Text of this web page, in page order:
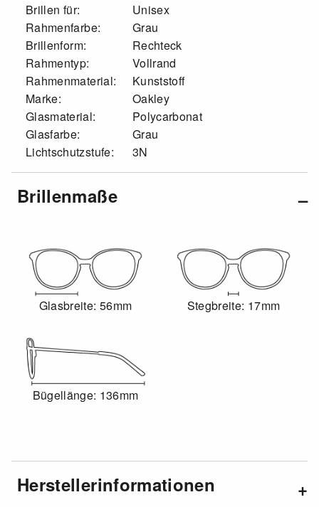
Brillen für:
Unisex
Rahmenfarbe:
Grau
Brillenform:
Rechteck
Rahmentyp:
Vollrand
Rahmenmaterial:
Kunststoff
Marke:
Oakley
Glasmaterial:
Polycarbonat
Glasfarbe:
Grau
Lichtschutzstufe:
3N
Brillenmaße
Glasbreite: 56mm Stegbreite: 17mm
Bügellänge: 136mm
Herstellerinformationen